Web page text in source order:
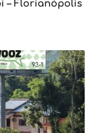
– Florianópolis